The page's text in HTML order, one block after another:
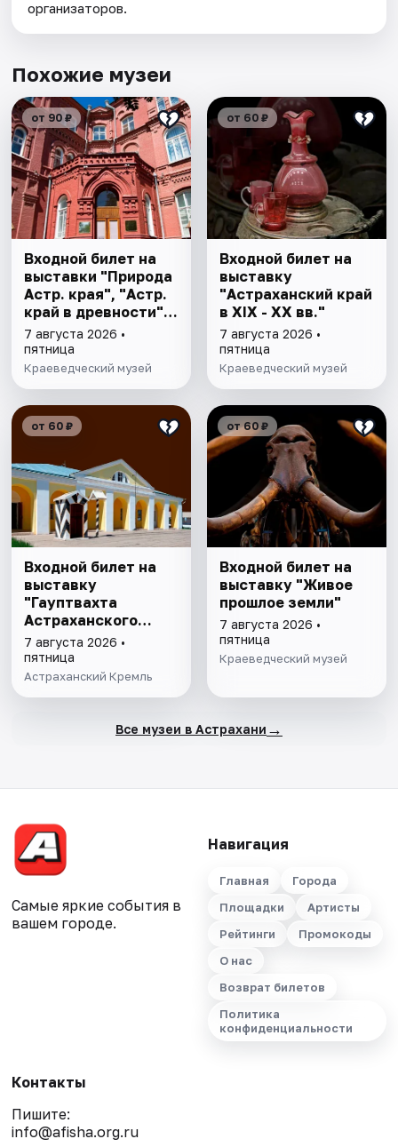
организаторов.
Похожие музеи
от 90 ₽
Входной билет на
выставки "Природа
Астр. края", "Астр.
край в древности",
"Заселение Астр.
края"
7 августа 2026 •
пятница
Краеведческий музей
от 60 ₽
Входной билет на
выставку
"Астраханский край
в XIX - XX вв."
7 августа 2026 •
пятница
Краеведческий музей
от 60 ₽
Входной билет на
выставку
"Гауптвахта
Астраханского
гарнизона. XIX в."
7 августа 2026 •
пятница
Астраханский Кремль
от 60 ₽
Входной билет на
выставку "Живое
прошлое земли"
7 августа 2026 •
пятница
Краеведческий музей
Все музеи в Астрахани →
Самые яркие события в
вашем городе.
Навигация
Главная
Города
Площадки
Артисты
Рейтинги
Промокоды
О нас
Возврат билетов
Политика
конфиденциальности
Контакты
Пишите:
info@afisha.org.ru